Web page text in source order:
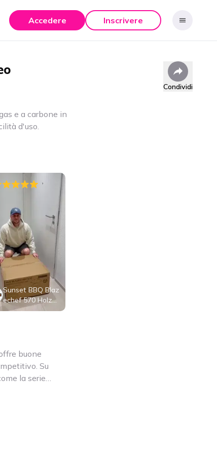
Accedere Inscrivere
Condividi
e a carbone in
d'uso.
Sunset BBQ Blaz
echef 570 Holzk
ohle-Kugelgrill
buone
Su
la serie